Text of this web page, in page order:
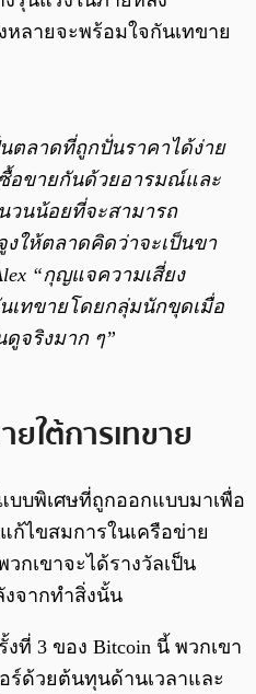
ลายจะพร้อมใจกันเทขาย
ตลาดที่ถูกปั่นราคาได้ง่าย
อขายกันด้วยอารมณ์และ
วนน้อยที่จะสามารถ
งให้ตลาดคิดว่าจะเป็นขา
“กุญแจความเสี่ยง
ทขายโดยกลุ่มนักขุดเมื่อ
ดูจริงมาก ๆ”
ใต้การเทขาย
บบพิเศษที่ถูกออกแบบมาเพื่อ
ก้ไขสมการในเครือข่าย
วกเขาจะได้รางวัลเป็น
จากทำสิ่งนั้น
ที่ 3 ของ Bitcoin นี้ พวกเขา
ร์ด้วยต้นทุนด้านเวลาและ